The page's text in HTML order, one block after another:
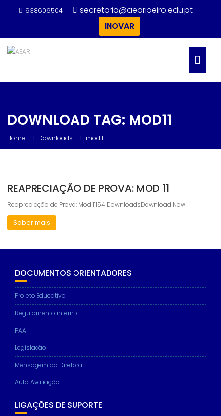
938606504
secretaria@aearibeiro.edu.pt
INOVAR
DOWNLOAD TAG: MOD11
Home Downloads mod11
REAPRECIAÇÃO DE PROVA: MOD 11
Reapreciação de Prova: Mod 11154 DownloadsDownload Now!
Saber mais
DOCUMENTOS ORIENTADORES
Projeto Educativo
Regulamento interno
PAA
Legislação
Mensagem da Diretora
Auto Avaliação
LIGAÇÕES DE SUPORTE